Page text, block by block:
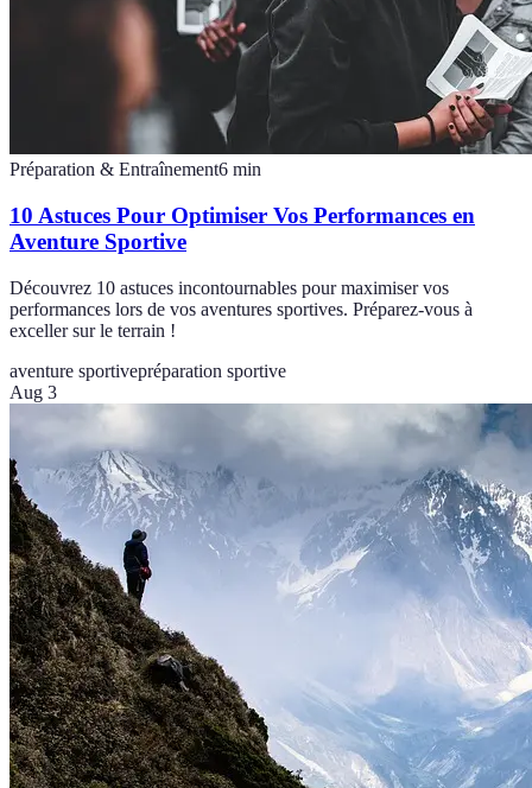
Préparation & Entraînement6 min
10 Astuces Pour Optimiser Vos Performances en
Aventure Sportive
Découvrez 10 astuces incontournables pour maximiser vos
performances lors de vos aventures sportives. Préparez-vous à
exceller sur le terrain !
aventure sportivepréparation sportive
Aug 3